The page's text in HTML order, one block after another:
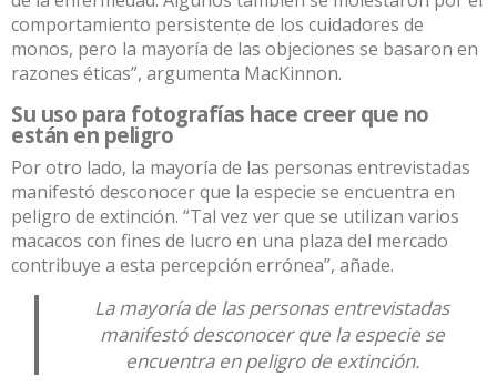
comportamiento persistente de los cuidadores de
monos, pero la mayoría de las objeciones se basaron en
razones éticas”, argumenta MacKinnon.
Su uso para fotografías hace creer que no
están en peligro
Por otro lado, la mayoría de las personas entrevistadas
manifestó desconocer que la especie se encuentra en
peligro de extinción. “Tal vez ver que se utilizan varios
macacos con fines de lucro en una plaza del mercado
contribuye a esta percepción errónea”, añade.
La mayoría de las personas entrevistadas
manifestó desconocer que la especie se
encuentra en peligro de extinción.